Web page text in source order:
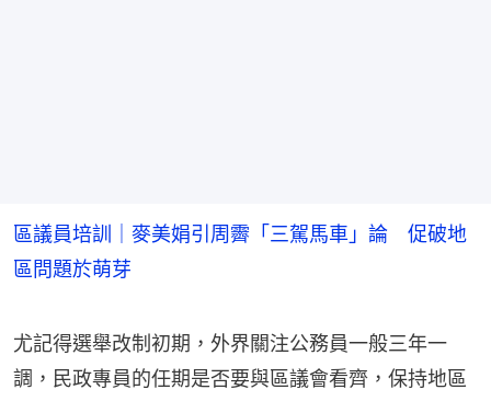
區議員培訓｜麥美娟引周霽「三駕馬車」論 促破地
區問題於萌芽
尤記得選舉改制初期，外界關注公務員一般三年一
調，民政專員的任期是否要與區議會看齊，保持地區